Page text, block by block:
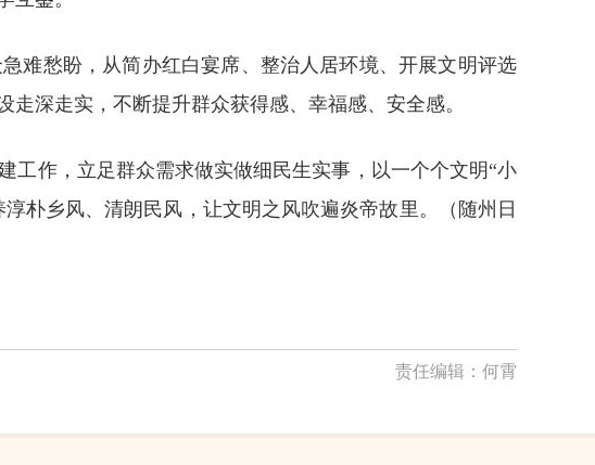
难愁盼，从简办红白宴席、整治人居环境、开展文明评选
走深走实，不断提升群众获得感、幸福感、安全感。
工作，立足群众需求做实做细民生实事，以一个个文明“小
朴乡风、清朗民风，让文明之风吹遍炎帝故里。（ 随州日
责任编辑： 何霄